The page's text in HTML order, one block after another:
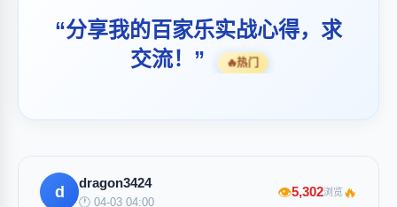
“分享我的百家乐实战心得，求
交流！”
🔥热门
d
dragon3424
🕐 04-03 04:00
👁5,302浏览🔥